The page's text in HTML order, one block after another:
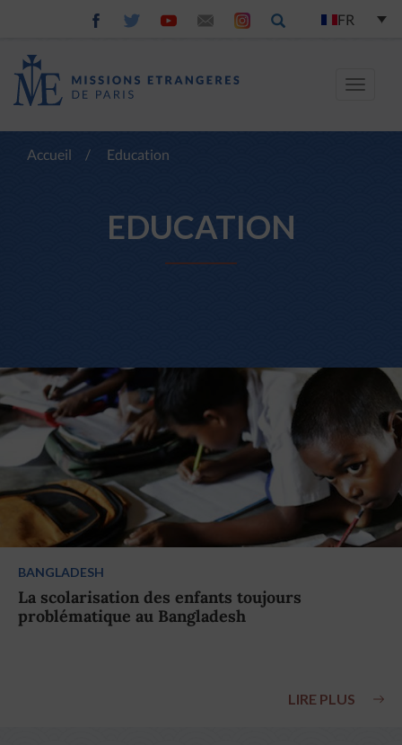
FR
Toggle
Accueil / Education
EDUCATION
BANGLADESH
La scolarisation des enfants toujours
problématique au Bangladesh
LIRE PLUS